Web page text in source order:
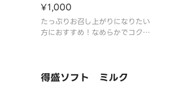
¥1,000
たっぷりお召し上がりになりたい
方におすすめ！なめらかでコクが
レーヌ岩塩を使用しました。やさ
得盛ソフト ミルク